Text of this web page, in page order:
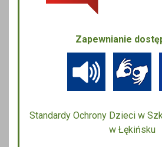
Zapewnianie
Standardy Ochrony Dzieci w
w Łękińsku